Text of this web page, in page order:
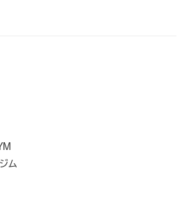
ム